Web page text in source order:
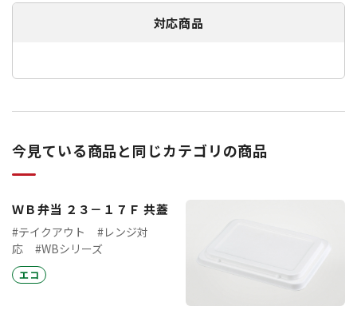
対応商品
今見ている商品と同じカテゴリの商品
ＷＢ弁当 ２３－１７Ｆ 共蓋
#テイクアウト
#レンジ対
応
#WBシリーズ
エコ